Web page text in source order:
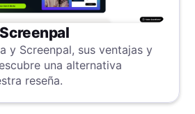
y Screenpal, sus ventajas y
una alternativa
reseña.